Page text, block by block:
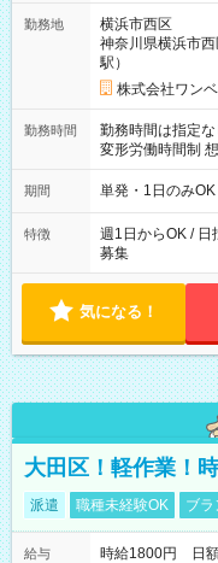
勤務地
横浜市西区
神奈川県横浜市
駅）
株式会社ワン
勤務時間
勤務時間は指定な
変形労働時間制 想定労働時
～21：00
期間 単発・1日のみOK
特徴
週1日からOK / 日
募集
気になる！
大田区！軽作業！
派遣 職種未経験OK ブラ
給与
時給1800円 日